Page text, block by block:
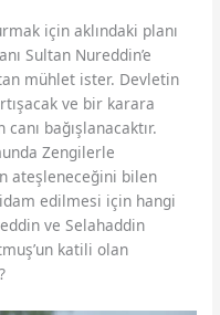
için aklındaki planı
Sultan Nureddin’e
mühlet ister. Devletin
ve bir karara
bağışlanacaktır.
Zengilerle
ateşleneceğini bilen
edilmesi için hangi
ve Selahaddin
katili olan